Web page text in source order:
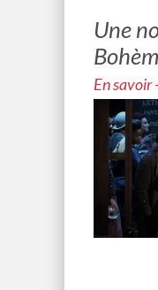
Une
En savoir